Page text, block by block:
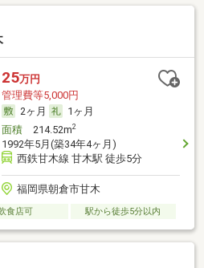
25万円
管理費等5,000円
2ヶ月
1ヶ月
面積214.52m2
1992年5月(築34年4ヶ月)
西鉄甘木線 甘木駅 徒歩5分
福岡県朝倉市甘木
食店可 駅から徒歩5分以内